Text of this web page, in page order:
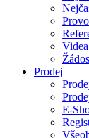
Videa
Prodej
E-